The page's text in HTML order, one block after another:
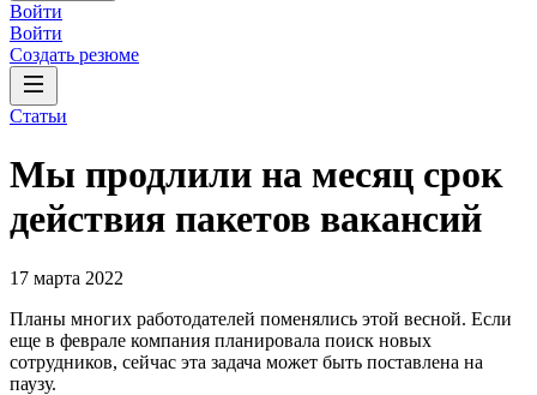
Войти
Войти
Создать резюме
Статьи
Мы продлили на месяц срок
действия пакетов вакансий
17 марта 2022
Планы многих работодателей поменялись этой весной. Если
еще в феврале компания планировала поиск новых
сотрудников, сейчас эта задача может быть поставлена на
паузу.